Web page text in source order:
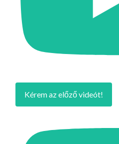
Kérem az előző videót!